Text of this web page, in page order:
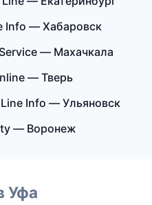
Info — Хабаровск
— Махачкала
— Тверь
Info — Ульяновск
— Воронеж
Уфа